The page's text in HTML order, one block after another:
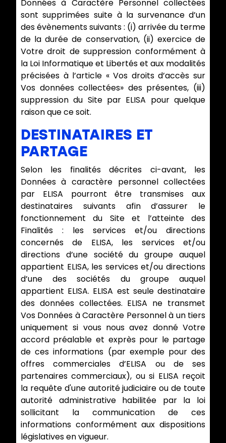
Données à Caractère Personnel collectées
sont supprimées suite à la survenance d’un
des évènements suivants : (i) arrivée du terme
de la durée de conservation, (ii) exercice de
Votre droit de suppression conformément à
la Loi Informatique et Libertés et aux modalités
précisées à l’article « Vos droits d’accès sur
Vos données collectées» des présentes, (iii)
suppression du Site par ELISA pour quelque
raison que ce soit.
DESTINATAIRES ET
PARTAGE
Selon les finalités décrites ci-avant, les
Données à caractère personnel collectées
par ELISA pourront être transmises aux
destinataires suivants afin d’assurer le
fonctionnement du Site et l’atteinte des
Finalités : les services et/ou directions
concernés de ELISA, les services et/ou
directions d’une société du groupe auquel
appartient ELISA, les services et/ou directions
d’une des sociétés du groupe auquel
appartient ELISA. ELISA est seule destinataire
des données collectées. ELISA ne transmet
Vos Données à Caractère Personnel à un tiers
uniquement si vous nous avez donné Votre
accord préalable et exprès pour le partage
de ces informations (par exemple pour des
offres commerciales d’ELISA ou de ses
partenaires commerciaux), ou si ELISA reçoit
la requête d'une autorité judiciaire ou de toute
autorité administrative habilitée par la loi
sollicitant la communication de ces
informations conformément aux dispositions
législatives en vigueur.